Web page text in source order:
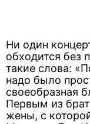
Ни один
обходится без
такие слова:
надо было
своеобразная
Первым из
жены, с